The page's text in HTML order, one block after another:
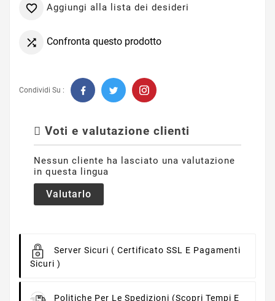
 Aggiungi alla lista dei desideri
 Confronta questo prodotto
Condividi Su :
Voti e valutazione clienti
Nessun cliente ha lasciato una valutazione
in questa lingua
Valutarlo
Server Sicuri ( Certificato SSL E Pagamenti
Sicuri )
Politiche Per Le Spedizioni (scopri Tempi E